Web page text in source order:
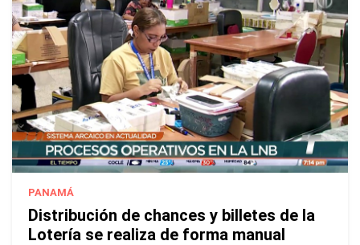
PANAMÁ
Distribución de chances y billetes de la
Lotería se realiza de forma manual